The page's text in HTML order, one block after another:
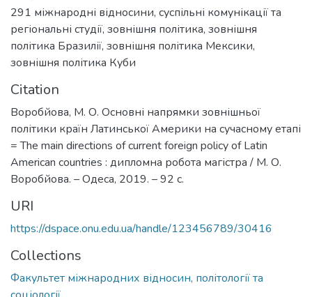
291 міжнародні відносини, суспільні комунікації та
регіональні студії, зовнішня політика, зовнішня
політика Бразилії, зовнішня політика Мексики,
зовнішня політика Куби
Citation
Воробйова, М. О. Основні напрямки зовнішньої
політики країн Латинської Америки на сучасному етапі
= The main directions of current foreign policy of Latin
American countries : дипломна робота магістра / М. О.
Воробйова. – Одеса, 2019. – 92 с.
URI
https://dspace.onu.edu.ua/handle/123456789/30416
Collections
Факультет міжнародних відносин, політології та